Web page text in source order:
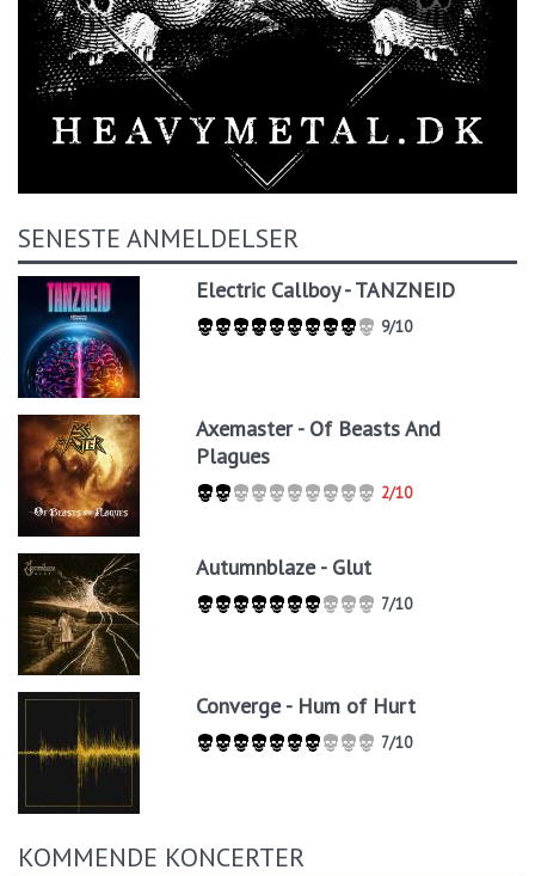
SENESTE ANMELDELSER
Electric Callboy - TANZNEID
9/10
Axemaster - Of Beasts And
Plagues
2/10
Autumnblaze - Glut
7/10
Converge - Hum of Hurt
7/10
KOMMENDE KONCERTER